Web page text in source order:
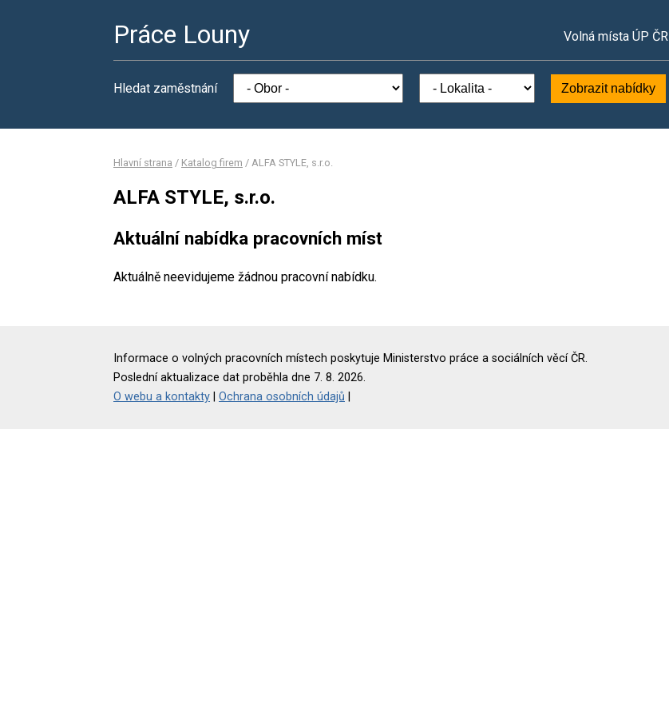
Práce Louny Volná místa ÚP ČR
Hledat zaměstnání Zobrazit nabídky
Hlavní strana / Katalog firem / ALFA STYLE, s.r.o.
ALFA STYLE, s.r.o.
Aktuální nabídka pracovních míst
Aktuálně neevidujeme žádnou pracovní nabídku.
Informace o volných pracovních místech poskytuje Ministerstvo práce a sociálních věcí ČR.
Poslední aktualizace dat proběhla dne 7. 8. 2026.
O webu a kontakty
Ochrana osobních údajů